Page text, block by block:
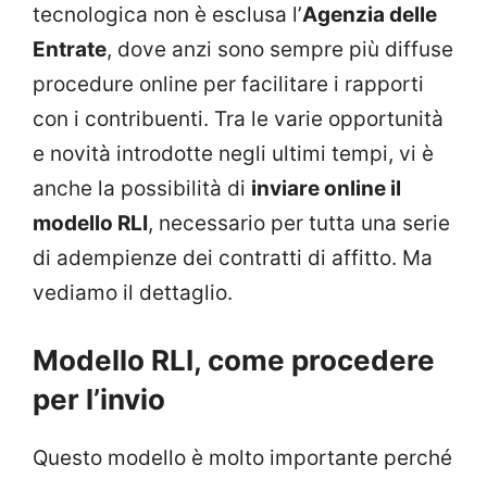
tecnologica non è esclusa l’Agenzia delle
Entrate, dove anzi sono sempre più diffuse
procedure online per facilitare i rapporti
con i contribuenti. Tra le varie opportunità
e novità introdotte negli ultimi tempi, vi è
anche la possibilità di inviare online il
modello RLI, necessario per tutta una serie
di adempienze dei contratti di affitto. Ma
vediamo il dettaglio.
Modello RLI, come procedere
per l’invio
Questo modello è molto importante perché